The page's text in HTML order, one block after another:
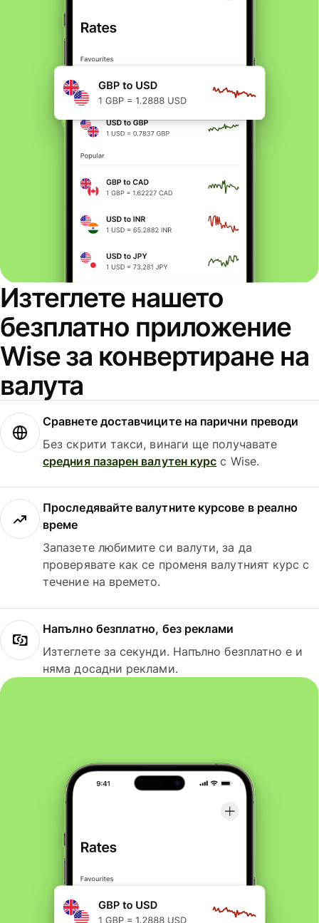
Изтеглете нашето
безплатно приложение
Wise за конвертиране на
валута
Сравнете доставчиците на парични преводи
Без скрити такси, винаги ще получавате
средния пазарен валутен курс с Wise.
Проследявайте валутните курсове в реално
време
Запазете любимите си валути, за да
проверявате как се променя валутният курс с
течение на времето.
Напълно безплатно, без реклами
Изтеглете за секунди. Напълно безплатно е и
няма досадни реклами.